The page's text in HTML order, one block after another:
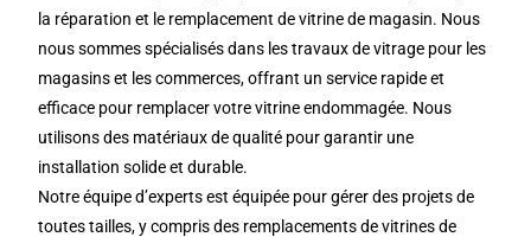
la réparation et le remplacement de vitrine de magasin. Nous
nous sommes spécialisés dans les travaux de vitrage pour les
magasins et les commerces, offrant un service rapide et
efficace pour remplacer votre vitrine endommagée. Nous
utilisons des matériaux de qualité pour garantir une
installation solide et durable.
Notre équipe d’experts est équipée pour gérer des projets de
toutes tailles, y compris des remplacements de vitrines de